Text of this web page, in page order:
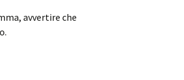
avvertire che